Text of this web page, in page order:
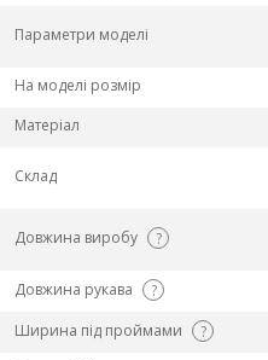
Параметри моделі
На моделі розмір
Матеріал
Склад
Довжина виробу ?
Довжина рукава
?
Ширина під проймами
?